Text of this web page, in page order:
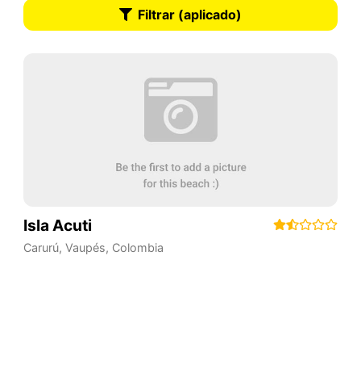
Filtrar (aplicado)
Isla Acuti
Carurú, Vaupés, Colombia